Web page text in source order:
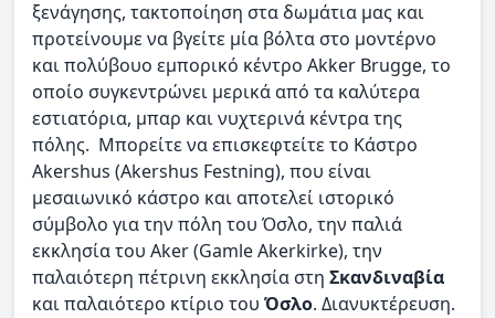
ξενάγησης, τακτοποίηση στα δωμάτια μας και
προτείνουμε να βγείτε μία βόλτα στο μοντέρνο
και πολύβουο εμπορικό κέντρο Akker Brugge, το
οποίο συγκεντρώνει μερικά από τα καλύτερα
εστιατόρια, μπαρ και νυχτερινά κέντρα της
πόλης. Μπορείτε να επισκεφτείτε το Κάστρο
Akershus (Akershus Festning), που είναι
μεσαιωνικό κάστρο και αποτελεί ιστορικό
σύμβολο για την πόλη του Όσλο, την παλιά
εκκλησία του Aker (Gamle Akerkirke), την
παλαιότερη πέτρινη εκκλησία στη Σκανδιναβία
και παλαιότερο κτίριο του Όσλο. Διανυκτέρευση.